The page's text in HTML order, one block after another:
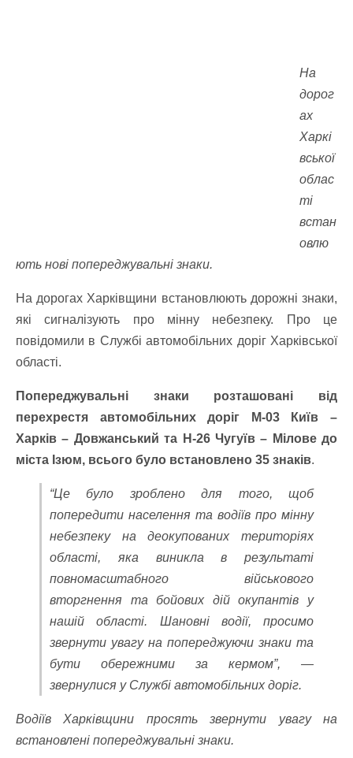
На
дорог
ах
Харкі
вської
облас
ті
встан
овлю
ють нові попереджувальні знаки.
На дорогах Харківщини встановлюють дорожні знаки,
які сигналізують про мінну небезпеку. Про це
повідомили в Службі автомобільних доріг Харківської
області.
Попереджувальні знаки розташовані від
перехрестя автомобільних доріг М-03 Київ –
Харків – Довжанський та Н-26 Чугуїв – Мілове до
міста Ізюм, всього було встановлено 35 знаків.
“Це було зроблено для того, щоб
попередити населення та водіїв про мінну
небезпеку на деокупованих територіях
області, яка виникла в результаті
повномасштабного військового
вторгнення та бойових дій окупантів у
нашій області. Шановні водії, просимо
звернути увагу на попереджуючи знаки та
бути обережними за кермом”, —
звернулися у Службі автомобільних доріг.
Водіїв Харківщини просять звернути увагу на
встановлені попереджувальні знаки.